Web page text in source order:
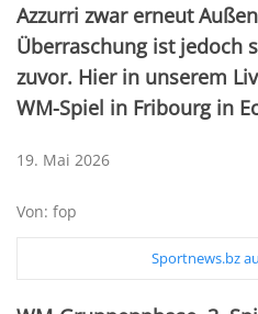
Azzurri zwar erneut
Überraschung ist jedoch
zuvor. Hier in unserem
WM-Spiel in Fribourg in
19. Mai 2026
Von: fop
Sportnews.bz